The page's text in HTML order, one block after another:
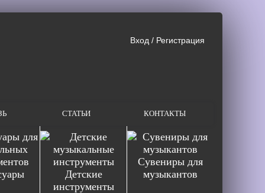
Вход / Регистрация
СТАТЬИ КОНТАКТЫ
Детские
инструменты
Сувениры для
музыкантов